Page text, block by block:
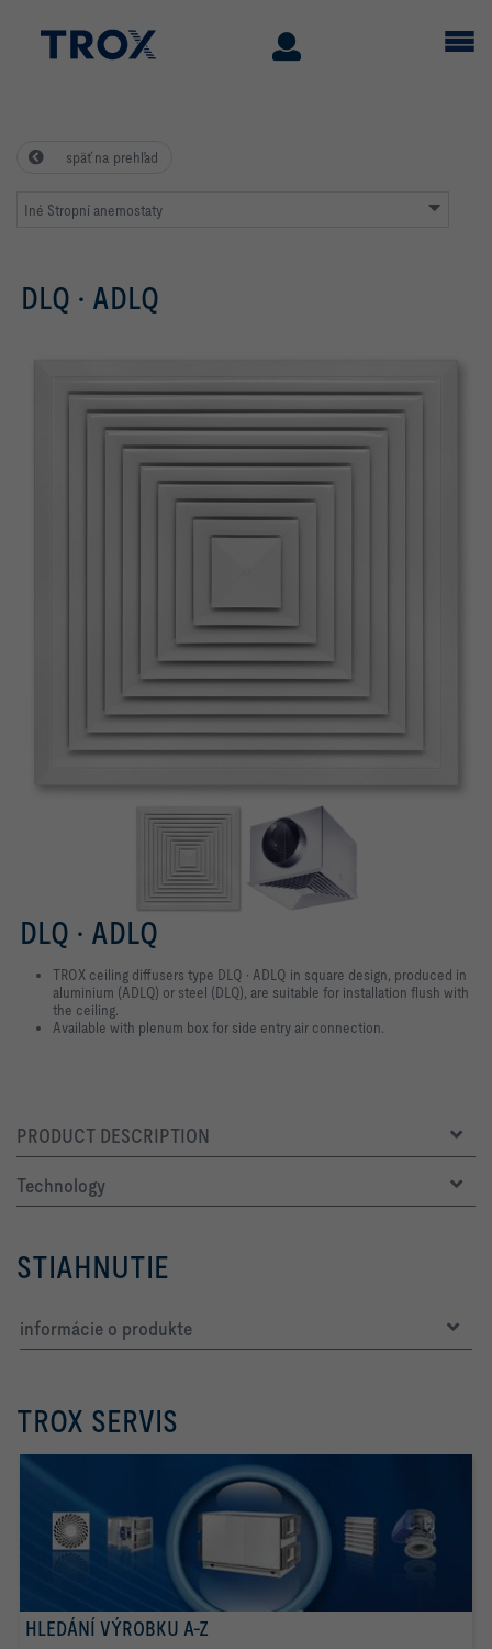
späť na prehľad
Iné Stropní anemostaty
DLQ · ADLQ
DLQ · ADLQ
TROX ceiling diffusers type DLQ · ADLQ in square design, produced in
aluminium (ADLQ) or steel (DLQ), are suitable for installation flush with
the ceiling.
Available with plenum box for side entry air connection.
PRODUCT DESCRIPTION
Technology
STIAHNUTIE
informácie o produkte
TROX SERVIS
HLEDÁNÍ VÝROBKU A-Z